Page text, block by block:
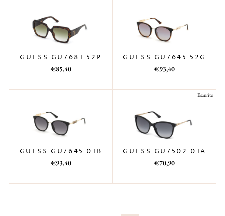
GUESS GU7681 52P
Prezzo
listino
Prezzo
€85,40
GUESS GU7645 52G
Prezzo
listino
Prezzo
€93,40
GUESS GU7645 01B
Prezzo
listino
Prezzo
€93,40
Esaurito
GUESS GU7502 01A
Prezzo
listino
Prezzo
€70,90